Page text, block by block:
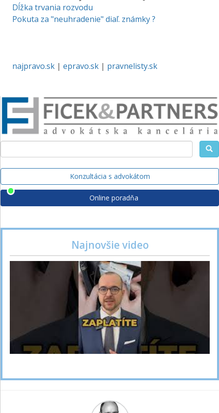
Dĺžka trvania rozvodu
Pokuta za "neuhradenie" diaľ. známky ?
najpravo.sk | epravo.sk | pravnelisty.sk
Konzultácia s advokátom
Online poradňa
Najnovšie video